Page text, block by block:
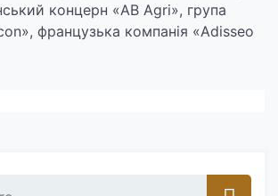
концерн «AB Agri», група
французька компанія «Adisseo